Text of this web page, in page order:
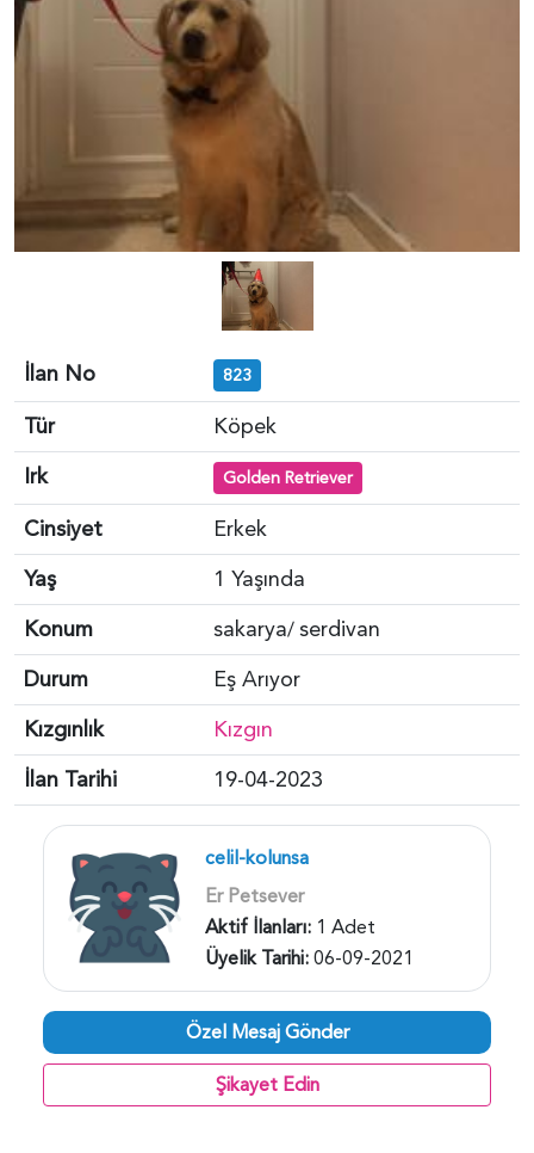
İlan No 823
Tür
Köpek
Irk
Golden Retriever
Cinsiyet
Erkek
Yaş
1 Yaşında
Konum
sakarya/serdivan
Durum
Eş Arıyor
Kızgınlık
Kızgın
İlan Tarihi
19-04-2023
celil-kolunsa
Er Petsever
Aktif İlanları: 1 Adet
Üyelik Tarihi:06-09-2021
Özel Mesaj Gönder
Şikayet Edin